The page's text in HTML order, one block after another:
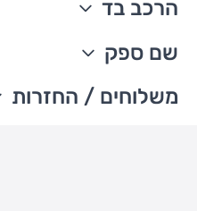
סגירת כפתורים בכתף
דפוס כיתוב ופרח
כולל גרביים
כולל סרט לשיער
הרכב בד
100% כותנה
ניתן לכבס במכונת כביסה
שם ספק
Carter's company
משלוחים / החזרות